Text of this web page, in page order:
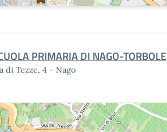
PRIMARIA DI NAGO-TORBOLE
di Tezze, 4 - Nago